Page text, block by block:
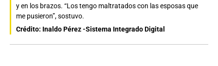
y en los brazos. “Los tengo maltratados con las esposas que
me pusieron”, sostuvo.
Crédito: Inaldo Pérez -Sistema Integrado Digital